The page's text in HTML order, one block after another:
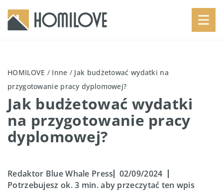
HOMILOVE / Inne / Jak budżetować wydatki na
przygotowanie pracy dyplomowej?
Jak budżetować wydatki
na przygotowanie pracy
dyplomowej?
Redaktor Blue Whale Press
02/09/2024
Potrzebujesz ok. 3 min. aby przeczytać ten wpis